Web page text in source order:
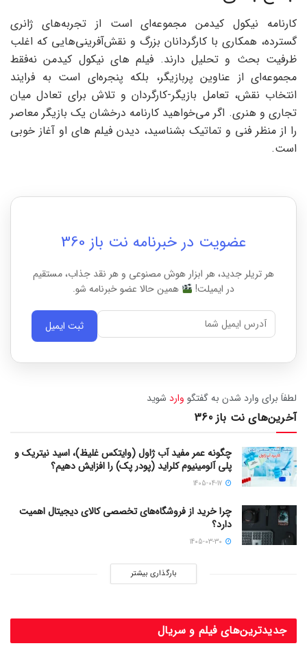
کارنامه نیکول کیدمن مجموعه‌ای است از تجربه‌های ژانری
گسترده، همکاری با کارگردانان بزرگ و نقش‌آفرینی‌هایی که اغلب
ظرفیت بحث و تحلیل دارند. فیلم های نیکول کیدمن نه‌فقط
مجموعه‌ای از عناوین پربازیگر، بلکه پنجره‌ای است به فرایند
انتخاب نقش، تعامل بازیگر-کارگردان و تلاش برای تعادل میان
تجاری و هنری. اگر می‌خواهید کارنامه درخشان یک بازیگر معاصر
را از منظر فنی و تماتیک بشناسید، دیدن فیلم های او آغاز خوبی
است.
عضویت در خبرنامه نت باز 360
هر تریلر جدید، هر ابزار هوش مصنوعی و هر نقد جذاب، مستقیم
در ایمیلت!
همین حالا عضو خبرنامه شو.
ثبت ایمیل
لطفاَ برای وارد شدن به گفتگو وارد شوید
آخرین‌های نت باز 360
چگونه عمر مفید آب ژاول (وایتکس غلیظ)، اسید نیتریک و
پلی آلومینیوم کلراید (پودر پک) را افزایش دهیم؟
چرا خرید از فروشگاه‌های تخصصی کالای دیجیتال اهمیت
دارد؟
بارگذاری بیشتر
جدیدترین‌های فیلم و سریال